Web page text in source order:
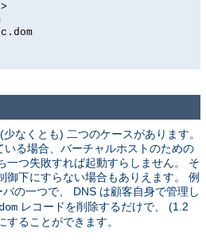
なくとも) 二つのケースがあります。
る場合、バーチャルホストのための
一つ失敗すれば起動すらしません。 そ
御下にすらない場合もありえます。 例
の一つで、 DNS は顧客自身で管理し
レコードを削除するだけで、 (1.2
ることができます。